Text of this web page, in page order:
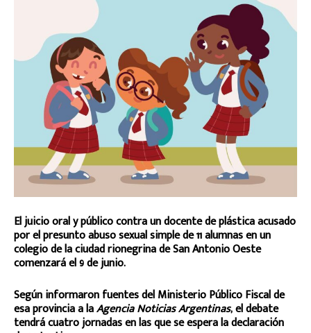
El juicio oral y público contra un docente de plástica acusado
por el presunto abuso sexual simple de 11 alumnas en un
colegio de la ciudad rionegrina de San Antonio Oeste
comenzará el 9 de junio.
Según informaron fuentes del Ministerio Público Fiscal de
esa provincia a laAgencia Noticias Argentinas, el debate
tendrá cuatro jornadas en las que se espera la declaración